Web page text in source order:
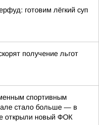
готовим лёгкий суп
получение льгот
спортивным
стало больше — в
открыли новый ФОК